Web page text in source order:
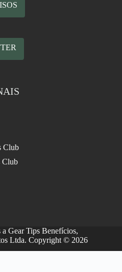
Club
Club
a Gear Tips Benefícios,
Ltda. Copyright © 2026